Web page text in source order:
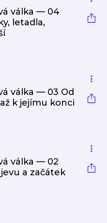
válka — 04
letadla,
válka — 03 Od
k jejímu konci
válka — 02
a začátek